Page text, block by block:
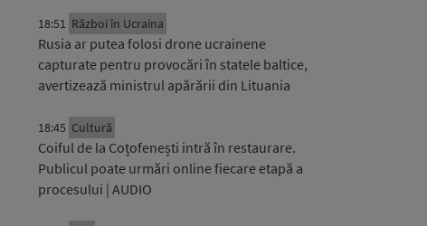
18:51 Război în Ucraina
Rusia ar putea folosi drone ucrainene
capturate pentru provocări în statele baltice,
avertizează ministrul apărării din Lituania
18:45 Cultură
Coiful de la Coțofenești intră în restaurare.
Publicul poate urmări online fiecare etapă a
procesului | AUDIO